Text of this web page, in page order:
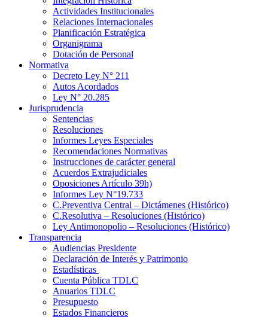
Actividades Institucionales
Relaciones Internacionales
Planificación Estratégica
Organigrama
Dotación de Personal
Normativa
Decreto Ley N° 211
Autos Acordados
Ley N° 20.285
Jurisprudencia
Sentencias
Resoluciones
Informes Leyes Especiales
Recomendaciones Normativas
Instrucciones de carácter general
Acuerdos Extrajudiciales
Oposiciones Artículo 39h)
Informes Ley N°19.733
C.Preventiva Central – Dictámenes (Histórico)
C.Resolutiva – Resoluciones (Histórico)
Ley Antimonopolio – Resoluciones (Histórico)
Transparencia
Audiencias Presidente
Declaración de Interés y Patrimonio
Estadísticas
Cuenta Pública TDLC
Anuarios TDLC
Presupuesto
Estados Financieros